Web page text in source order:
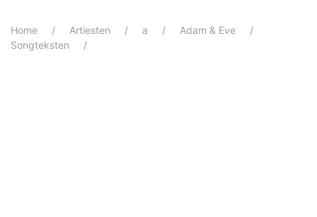
Home Artiesten a
Adam & Eve
Songteksten